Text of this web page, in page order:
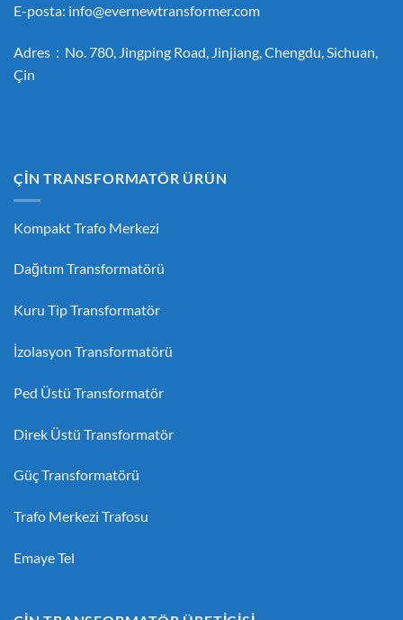
E-posta: info@evernewtransformer.com
Adres：No. 780, Jingping Road, Jinjiang, Chengdu, Sichuan,
Çin
ÇİN TRANSFORMATÖR ÜRÜN
Kompakt Trafo Merkezi
Dağıtım Transformatörü
Kuru Tip Transformatör
İzolasyon Transformatörü
Ped Üstü Transformatör
Direk Üstü Transformatör
Güç Transformatörü
Trafo Merkezi Trafosu
Emaye Tel